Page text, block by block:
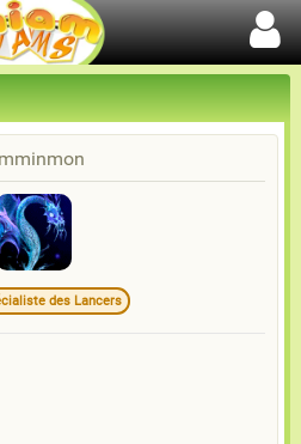
des Lancers